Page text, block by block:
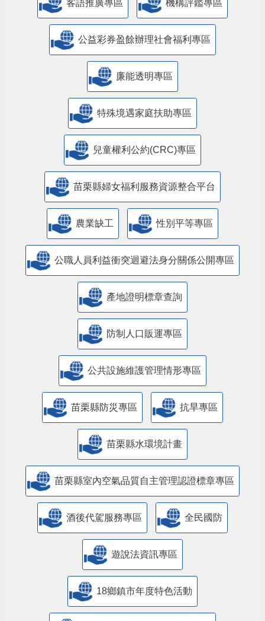
公益彩券盈餘辦理社會福利專區
廉能透明專區
特殊境遇家庭扶助專區
兒童權利公約(CRC)專區
苗栗縣婦女福利服務資源整合平台
農業缺工 性別平等專區
公職人員利益衝突迴避法身分關係公開專區
產地證明標章查詢
防制人口販運專區
​公共設施維護管理情形專區
苗栗縣防災專區 抗旱專區
苗栗縣水環境計畫
苗栗縣室內空氣品質自主管理認證標章專區
酒後代駕服務專區 全民國防
遊說法資訊專區
18鄉鎮市年度特色活動